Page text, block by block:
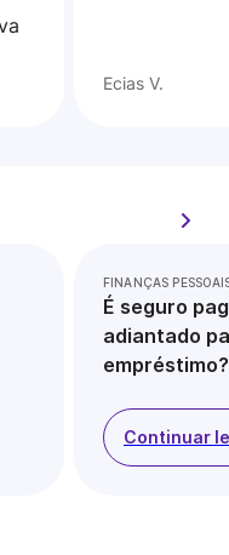
Ecias V.
FINANÇAS
É seguro
adiantado
empréstimo?
Continuar